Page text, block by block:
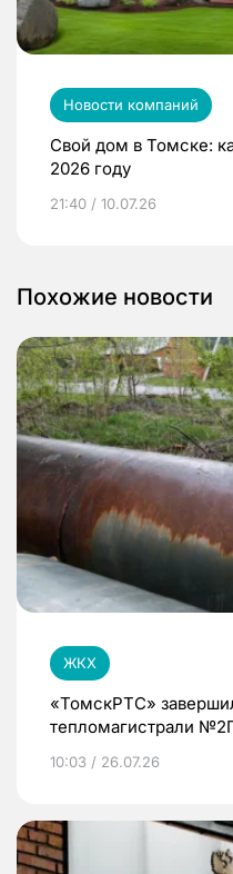
Новости компаний
Свой дом в Томске:
2026 году
21:40 / 10.07.26
Похожие новости
ЖКХ
«ТомскРТС»
тепломагистрали
10:03 / 26.07.26